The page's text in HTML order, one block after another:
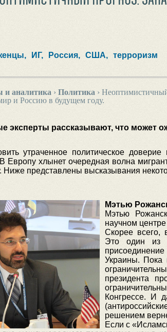
ИГ, Россия, США, терроризм
и аналитика › Политика ›
и Россию в будущем году.
эксперты рассказывают, что может
утраченное политическое
В Европу хлынет очередная волна
Ниже представлены высказывания
Мэтью
Мэтью
научном
Скорее всего,
Это один из
Украины. Пока
президента
Конгрессе. И
решением
Если с